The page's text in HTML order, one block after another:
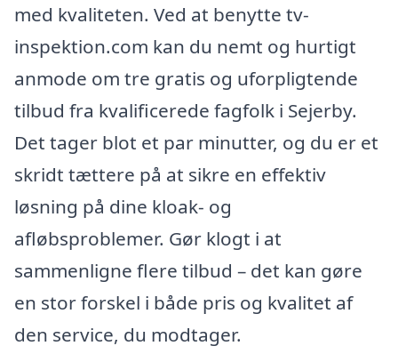
med kvaliteten. Ved at benytte tv-
inspektion.com kan du nemt og hurtigt
anmode om tre gratis og uforpligtende
tilbud fra kvalificerede fagfolk i Sejerby.
Det tager blot et par minutter, og du er et
skridt tættere på at sikre en effektiv
løsning på dine kloak- og
afløbsproblemer. Gør klogt i at
sammenligne flere tilbud – det kan gøre
en stor forskel i både pris og kvalitet af
den service, du modtager.